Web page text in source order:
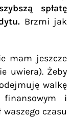
szybszą spłatę
Brzmi jak
mam jeszcze
uwiera). Żeby
walkę
i
czasu